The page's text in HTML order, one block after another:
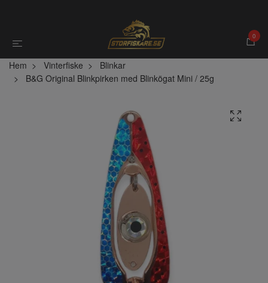
0
Hem Vinterfiske
Blinkar
B&G Original Blinkpirken med Blinkögat Mini / 25g